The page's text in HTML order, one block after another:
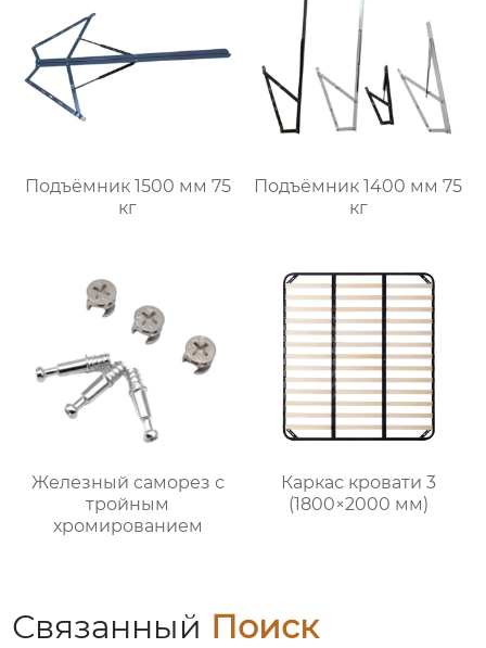
Подъёмник 1500 мм 75
кг
Подъёмник 1400 мм 75
кг
Железный саморез с
тройным
хромированием
Каркас кровати 3
(1800×2000 мм)
Связанный Поиск